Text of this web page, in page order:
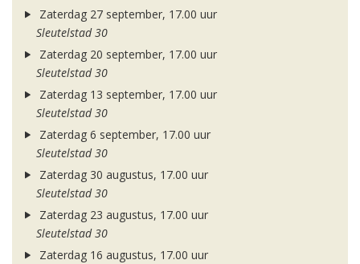
Zaterdag 27 september, 17.00 uur
Sleutelstad 30
Zaterdag 20 september, 17.00 uur
Sleutelstad 30
Zaterdag 13 september, 17.00 uur
Sleutelstad 30
Zaterdag 6 september, 17.00 uur
Sleutelstad 30
Zaterdag 30 augustus, 17.00 uur
Sleutelstad 30
Zaterdag 23 augustus, 17.00 uur
Sleutelstad 30
Zaterdag 16 augustus, 17.00 uur